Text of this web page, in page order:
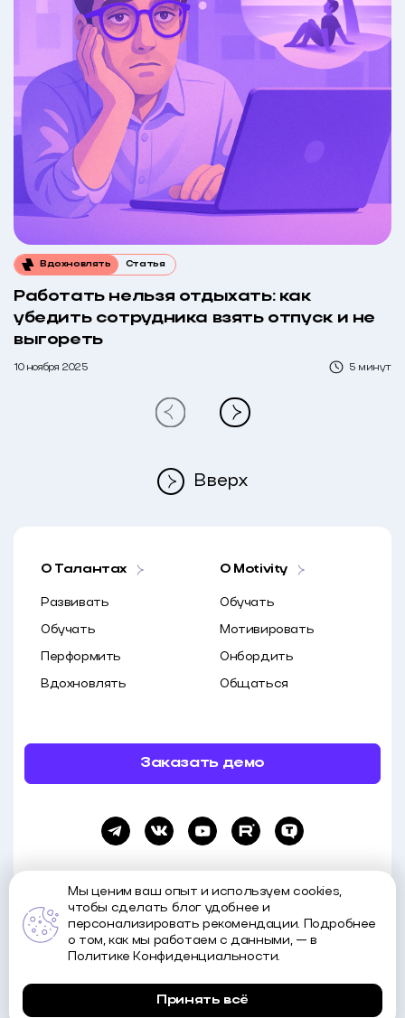
Вдохновлять Статья
Работать нельзя отдыхать: как
убедить сотрудника взять отпуск и не
выгореть
10 ноября 2025 5 минут
Вверх
О Талантах
Развивать
Обучать
Перформить
Вдохновлять
O Motivity
Обучать
Мотивировать
Онбордить
Общаться
Заказать демо
Все права и материалы принадлежат Motivity. Копирование и распространение
материалов возможно только с указанием источника.
© 2015—2025 Motivity
Мы ценим ваш опыт и используем cookies,
чтобы сделать блог удобнее и
персонализировать рекомендации. Подробнее
о том, как мы работаем с данными, — в
Политике Конфиденциальности.
Принять всё